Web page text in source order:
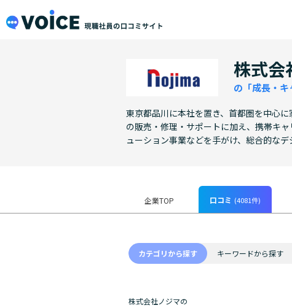
メインコンテンツにスキップ
株式会
の「成長・
東京都品川に本社を置き、首都圏を中心
の販売・修理・サポートに加え、携帯キ
ューション事業などを手がけ、総合的なデ
企業TOP 口コミ (4081件)
カテゴリから探す キーワードから探す
株式会社ノジマの